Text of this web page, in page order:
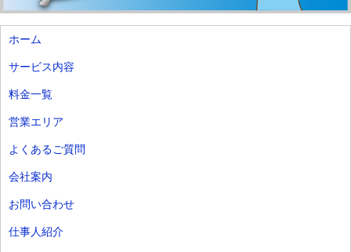
ホーム
サービス内容
料金一覧
営業エリア
よくあるご質問
会社案内
お問い合わせ
仕事人紹介